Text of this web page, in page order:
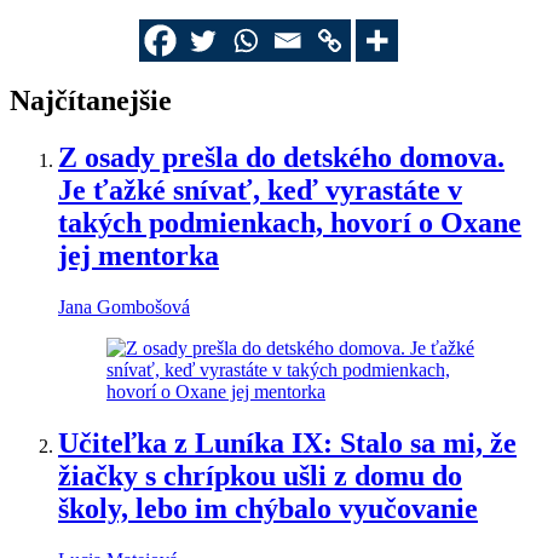
Najčítanejšie
Z osady prešla do detského domova.
Je ťažké snívať, keď vyrastáte v
takých podmienkach, hovorí o Oxane
jej mentorka
Jana Gombošová
Učiteľka z Luníka IX: Stalo sa mi, že
žiačky s chrípkou ušli z domu do
školy, lebo im chýbalo vyučovanie